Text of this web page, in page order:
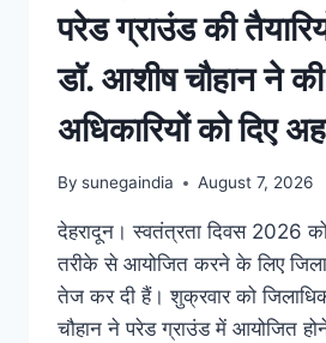
परेड ग्राउंड की
डॉ. आशीष चौहान ने की
अधिकारियों को दिए
By sunegaindia August 7, 2026
देहरादून। स्वतंत्रता दिवस 2026 को
तरीके से आयोजित करने के लिए जिला
तेज कर दी हैं। शुक्रवार को
चौहान ने परेड ग्राउंड में आयोजित